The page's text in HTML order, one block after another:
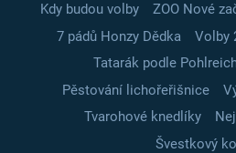
Kdy budou volby
ZOO Nové
7 pádů Honzy Dědka
Volby
Tatarák podle
Pěstování lichořeřišnice
Tvarohové knedlíky
Švestkový